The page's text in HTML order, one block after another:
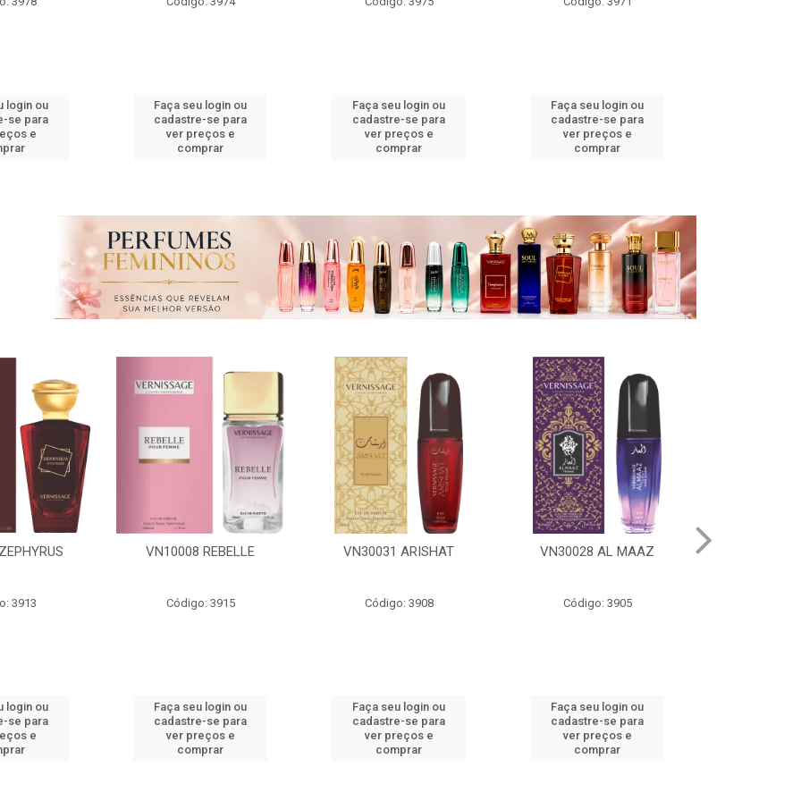
login ou
se para
e
Faça seu login ou
cadastre-se para
ver preços e
comprar
Faça seu login ou
cadastre-se para
ver preços e
comprar
Faça seu login ou
cadastre-se para
ver preços e
comprar
3915
login ou
se para
e
VN30031 ARISHAT
Código: 3908
Faça seu login ou
cadastre-se para
ver preços e
comprar
VN30028 AL MAAZ
Código: 3905
Faça seu login ou
cadastre-se para
ver preços e
comprar
VN30030 NAJM
Código: 3906
Faça seu login ou
cadastre-se para
ver preços e
comprar